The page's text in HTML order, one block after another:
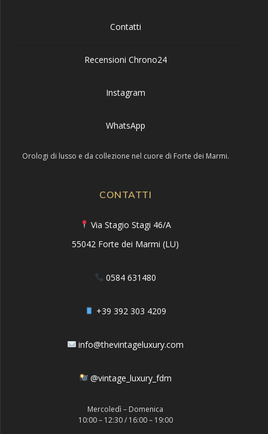
Contatti
Recensioni Chrono24
Instagram
WhatsApp
Orologi di lusso e da collezione nel cuore di Forte dei Marmi.
CONTATTI
Via Stagio Stagi 46/A
55042 Forte dei Marmi (LU)
0584 631480
+39 392 303 4209
info@thevintageluxury.com
@vintage_luxury_fdm
Mercoledì – Domenica
10:00 – 12:30 / 16:00 – 19:00